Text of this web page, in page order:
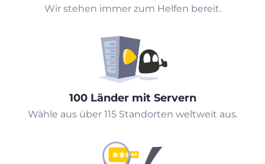
Wir stehen immer zum Helfen bereit.
100 Länder mit Servern
Wähle aus über 115 Standorten weltweit aus.